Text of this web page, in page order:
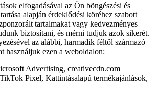
elfogadásával az Ön böngészési és
alapján érdeklődési köréhez szabott
tartalmakat vagy kedvezményes
biztosítani, és mérni tudjuk azok sikerét.
az alábbi, harmadik féltől származó
használjuk ezen a weboldalon:
Advertising, creativecdn.com
Pixel, Kattintásalapú termékajánlások,